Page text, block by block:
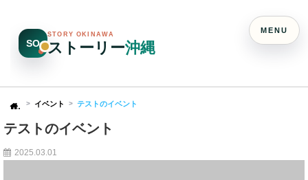
SO
STORY OKINAWA
ストーリー沖縄
Home イベント テストのイベント
テストのイベント
2025.03.01
MENU